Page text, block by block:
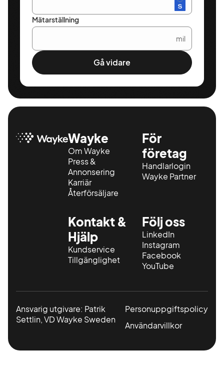
Mätarställning
mil
Gå vidare
Wayke
Om Wayke
Press &
Annonsering
Karriär
Återförsäljare
För
företag
Handlarlogin
Wayke Partner
Kontakt &
Hjälp
Kundservice
Tillgänglighet
Följ oss
LinkedIn
Instagram
Facebook
YouTube
Ansvarig utgivare: Patrik
Settlin, VD Wayke Sweden
Personuppgiftspolicy
Användarvillkor